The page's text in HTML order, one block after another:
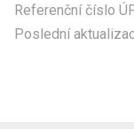
Referenční číslo
Poslední